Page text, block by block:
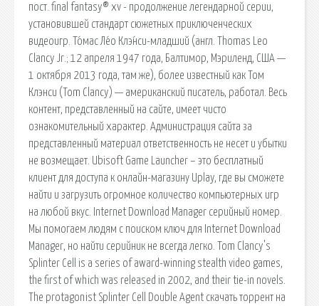
пост. final fantasy® xv - продолжение легендарной серии,
установившей стандарт сюжетных приключенческих
видеоигр. То́мас Ле́о Клэ́нси-младший (англ. Thomas Leo
Clancy Jr.; 12 апреля 1947 года, Балтимор, Мэриленд, США —
1 октября 2013 года, там же), более известный как Том
Клэнси (Tom Clancy) — американский писатель, работал. Весь
контент, представленный на сайте, имеет чисто
ознакомительный характер. Администрация сайта за
представленный материал ответственность не несет и убытки
не возмещает. Ubisoft Game Launcher – это бесплатный
клиент для доступа к онлайн-магазину Uplay, где вы сможете
найти и загрузить огромное количество компьютерных игр
на любой вкус. Internet Download Manager серийный номер.
Мы помогаем людям с поиском ключ для Internet Download
Manager, но найти серийник не всегда легко. Tom Clancy's
Splinter Cell is a series of award-winning stealth video games,
the first of which was released in 2002, and their tie-in novels.
The protagonist Splinter Cell Double Agent скачать торрент на